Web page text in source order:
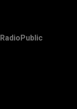
RadioPublic